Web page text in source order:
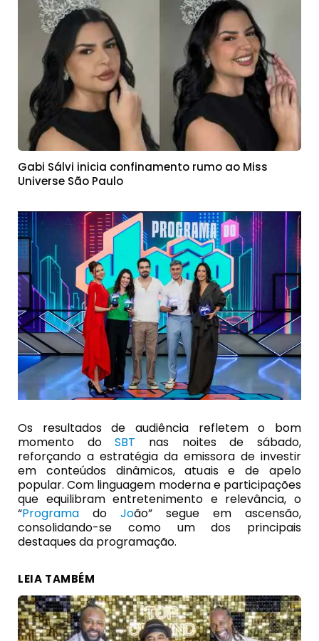
Gabi Sálvi inicia confinamento rumo ao Miss
Universe São Paulo
Os resultados de audiência refletem o bom
momento doSBT nas noites de sábado,
reforçando a estratégia da emissora de investir
em conteúdos dinâmicos, atuais e de apelo
popular. Com linguagem moderna e participações
que equilibram entretenimento e relevância, o
“Programa do João” segue em ascensão,
consolidando-se como um dos principais
destaques da programação.
LEIA TAMBÉM